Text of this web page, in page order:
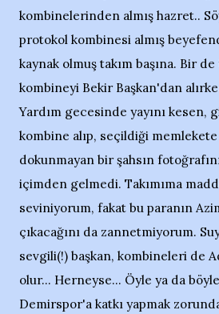
kombinelerinden almış hazret..
protokol kombinesi almış
kaynak olmuş takım başına. Bir
kombineyi Bekir Başkan'dan
Yardım gecesinde yayını kesen,
kombine alıp, seçildiği
dokunmayan bir şahsın
içimden gelmedi. Takımıma
seviniyorum, fakat bu paranın
çıkacağını da zannetmiyorum.
sevgili(!) başkan, kombineleri de
olur... Herneyse... Öyle ya da
Demirspor'a katkı yapmak